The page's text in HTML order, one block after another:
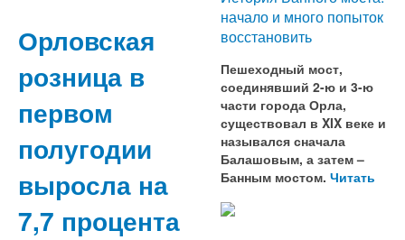
Орловская
розница в
первом
полугодии
выросла на
7,7 процента
начало и много попыток
восстановить
Пешеходный мост,
соединявший 2-ю и 3-ю
части города Орла,
существовал в XIX веке и
назывался сначала
Балашовым, а затем –
Банным мостом. Читать